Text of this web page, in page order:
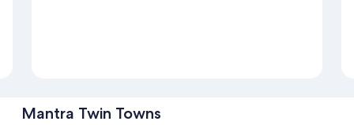
Mantra Twin Towns